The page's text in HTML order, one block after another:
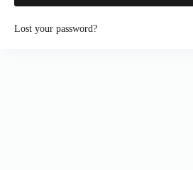
Lost your password?